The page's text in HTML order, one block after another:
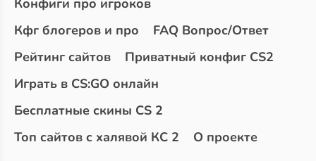
Конфиги про игроков
Кфг блогеров и про
FAQ Вопрос/Ответ
Рейтинг сайтов
Приватный конфиг CS2
Играть в CS:GO онлайн
Бесплатные скины CS 2
Топ сайтов с халявой КС 2
О проекте